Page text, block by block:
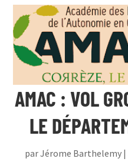
AMAC : VOL
LE
parJérome Barthelemy|